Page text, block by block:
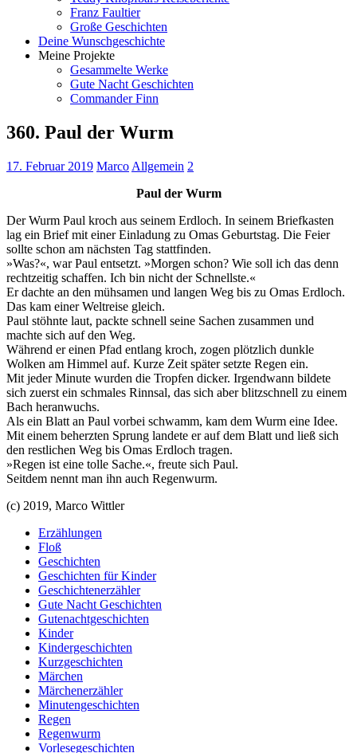
Franz Faultier
Große Geschichten
Deine Wunschgeschichte
Meine Projekte
Gesammelte Werke
Gute Nacht Geschichten
Commander Finn
360. Paul der Wurm
17. Februar 2019 Marco Allgemein 2
Paul der Wurm
Der Wurm Paul kroch aus seinem Erdloch. In seinem Briefkasten
lag ein Brief mit einer Einladung zu Omas Geburtstag. Die Feier
sollte schon am nächsten Tag stattfinden.
»Was?«, war Paul entsetzt. »Morgen schon? Wie soll ich das denn
rechtzeitig schaffen. Ich bin nicht der Schnellste.«
Er dachte an den mühsamen und langen Weg bis zu Omas Erdloch.
Das kam einer Weltreise gleich.
Paul stöhnte laut, packte schnell seine Sachen zusammen und
machte sich auf den Weg.
Während er einen Pfad entlang kroch, zogen plötzlich dunkle
Wolken am Himmel auf. Kurze Zeit später setzte Regen ein.
Mit jeder Minute wurden die Tropfen dicker. Irgendwann bildete
sich zuerst ein schmales Rinnsal, das sich aber blitzschnell zu einem
Bach heranwuchs.
Als ein Blatt an Paul vorbei schwamm, kam dem Wurm eine Idee.
Mit einem beherzten Sprung landete er auf dem Blatt und ließ sich
den restlichen Weg bis Omas Erdloch tragen.
»Regen ist eine tolle Sache.«, freute sich Paul.
Seitdem nennt man ihn auch Regenwurm.
(c) 2019, Marco Wittler
Erzählungen
Floß
Geschichten
Geschichten für Kinder
Geschichtenerzähler
Gute Nacht Geschichten
Gutenachtgeschichten
Kinder
Kindergeschichten
Kurzgeschichten
Märchen
Märchenerzähler
Minutengeschichten
Regen
Regenwurm
Vorlesegeschichten